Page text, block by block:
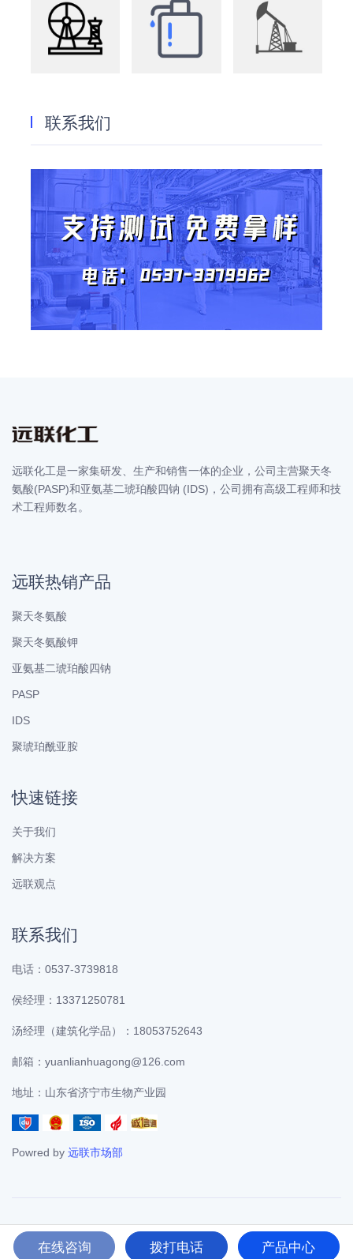
纺织 洗化
联系我们
远联化工是一家集研发、生产和销售一体的企业，公司主营聚天冬
氨酸(PASP)和亚氨基二琥珀酸四钠 (IDS)，公司拥有高级工程师和技
术工程师数名。
远联热销产品
聚天冬氨酸
聚天冬氨酸钾
亚氨基二琥珀酸四钠
PASP
IDS
聚琥珀酰亚胺
快速链接
关于我们
解决方案
远联观点
联系我们
电话：0537-3739818
侯经理：13371250781
汤经理（建筑化学品）：18053752643
邮箱：yuanlianhuagong@126.com
地址：山东省济宁市生物产业园
Powred by 远联市场部
©Copyright 2020 远联化工 XML地图. All Rights Reserved.
在线咨询 拨打电话 产品中心